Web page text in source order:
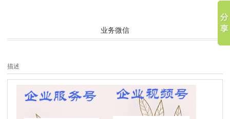
业务微信
描述